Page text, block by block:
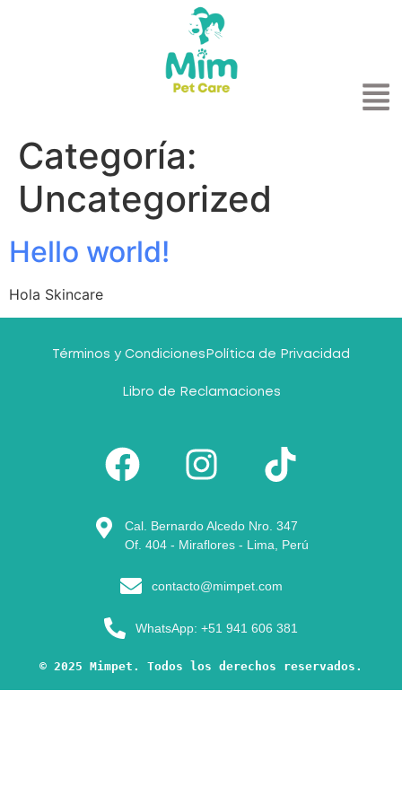
Categoría:
Uncategorized
Hello world!
Hola Skincare
Términos y Condiciones Política de Privacidad
Libro de Reclamaciones
Cal. Bernardo Alcedo Nro. 347
Of. 404 - Miraflores - Lima, Perú
contacto@mimpet.com
WhatsApp: +51 941 606 381
© 2025 Mimpet. Todos los derechos reservados.